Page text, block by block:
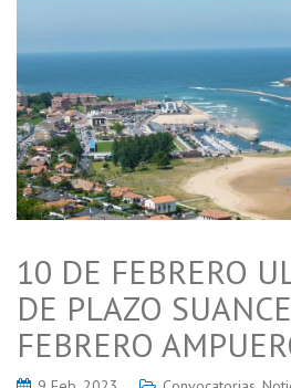
10 DE FEBRERO
DE PLAZO
FEBRERO